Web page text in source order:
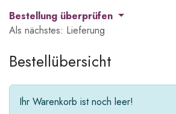
Bestellung überprüfen
Als nächstes: Lieferung
Bestellübersicht
Ihr Warenkorb ist noch leer!